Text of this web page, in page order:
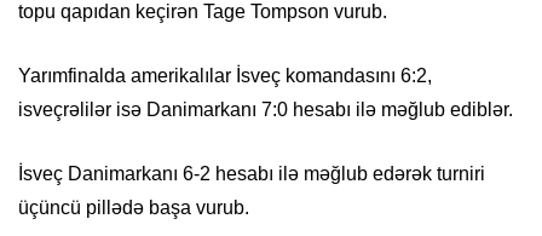
topu qapıdan keçirən Tage Tompson vurub.
Yarımfinalda amerikalılar İsveç komandasını 6:2,
isveçrəlilər isə Danimarkanı 7:0 hesabı ilə məğlub ediblər.
İsveç Danimarkanı 6-2 hesabı ilə məğlub edərək turniri
üçüncü pillədə başa vurub.